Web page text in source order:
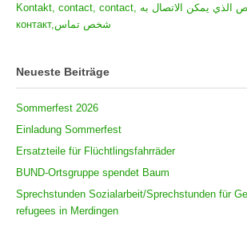
Kontakt, contact, contact, الشخص الذي يمكن الاتصال به,
контакт,شخص تماس
Neueste Beiträge
Sommerfest 2026
Einladung Sommerfest
Ersatzteile für Flüchtlingsfahrräder
BUND-Ortsgruppe spendet Baum
Sprechstunden Sozialarbeit/Sprechstunden für
refugees in Merdingen